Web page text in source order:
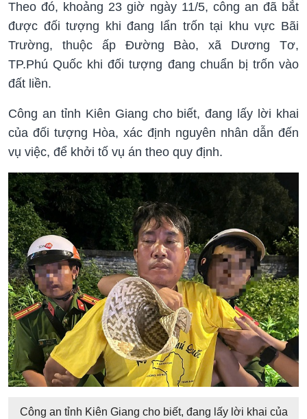
Theo đó, khoảng 23 giờ ngày 11/5, công an đã bắt
được đối tượng khi đang lẩn trốn tại khu vực Bãi
Trường, thuộc ấp Đường Bào, xã Dương Tơ,
TP.Phú Quốc khi đối tượng đang chuẩn bị trốn vào
đất liền.
Công an tỉnh Kiên Giang cho biết, đang lấy lời khai
của đối tượng Hòa, xác định nguyên nhân dẫn đến
vụ việc, để khởi tố vụ án theo quy định.
Công an tỉnh Kiên Giang cho biết, đang lấy lời khai của